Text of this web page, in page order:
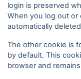
login is preserved
When you log out
automatically
The other cookie is
by default. This
browser and